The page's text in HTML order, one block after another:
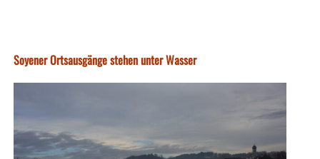
Soyener Ortsausgänge stehen unter Wasser